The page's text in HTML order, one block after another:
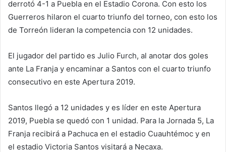
derrotó 4-1 a Puebla en el Estadio Corona. Con esto los
Guerreros hilaron el cuarto triunfo del torneo, con esto los
de Torreón lideran la competencia con 12 unidades.
El jugador del partido es Julio Furch, al anotar dos goles
ante La Franja y encaminar a Santos con el cuarto triunfo
consecutivo en este Apertura 2019.
Santos llegó a 12 unidades y es líder en este Apertura
2019, Puebla se quedó con 1 unidad. Para la Jornada 5, La
Franja recibirá a Pachuca en el estadio Cuauhtémoc y en
el estadio Victoria Santos visitará a Necaxa.